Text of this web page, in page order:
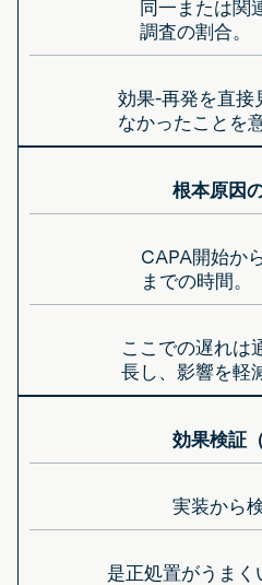
同一または関
調査の割合。
効果-再発を直接
なかったことを
根本原因
CAPA開始か
までの時間。
ここでの遅れは
長し、影響を軽
効果検証
実装から
是正処置がうま